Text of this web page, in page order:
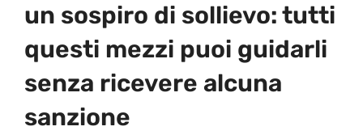
un sospiro di sollievo: tutti
questi mezzi puoi guidarli
senza ricevere alcuna
sanzione